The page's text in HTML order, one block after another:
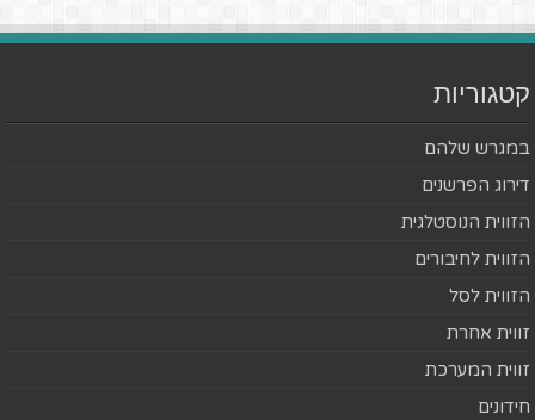
קטגוריות
במגרש שלהם
דירוג הפרשנים
הזווית הנוסטלגית
הזווית לחיבורים
הזווית לסל
זווית אחרת
זווית המערכת
חידונים